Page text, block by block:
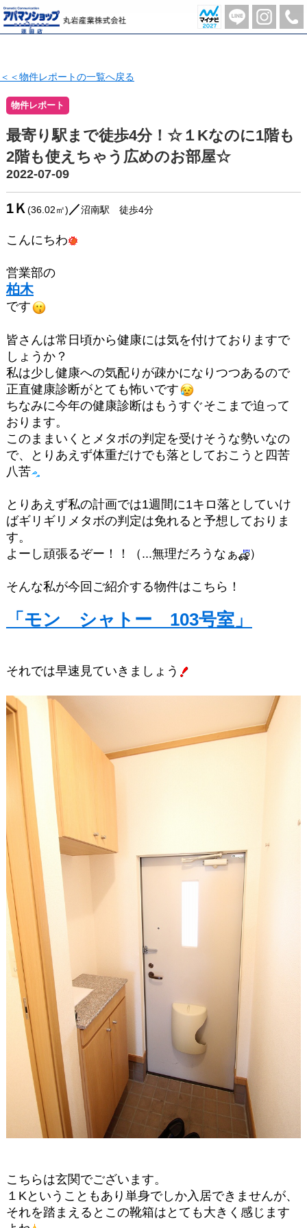
モン シャトー 103号室 | 蓮田市の不動産のことならアパマンショップ蓮田店-丸岩産業株式会社-
＜＜物件レポートの一覧へ戻る
物件レポート
最寄り駅まで徒歩4分！☆１Kなのに1階も
2階も使えちゃう広めのお部屋☆
2022-07-09
1Ｋ (36.02㎡) ／沼南駅 徒歩4分
こんにちわ
営業部の
柏木
です
皆さんは常日頃から健康には気を付けておりますで
しょうか？
私は少し健康への気配りが疎かになりつつあるので
正直健康診断がとても怖いです
ちなみに今年の健康診断はもうすぐそこまで迫って
おります。
このままいくとメタボの判定を受けそうな勢いなの
で、とりあえず体重だけでも落としておこうと四苦
八苦
とりあえず私の計画では1週間に1キロ落としていけ
ばギリギリメタボの判定は免れると予想しておりま
す。
よーし頑張るぞー！！（...無理だろうなぁ
）
そんな私が今回ご紹介する物件はこちら！
「モン シャトー 103号室」
それでは早速見ていきましょう
こちらは玄関でございます。
１Kということもあり単身でしか入居できませんが、
それを踏まえるとこの靴箱はとても大きく感じます